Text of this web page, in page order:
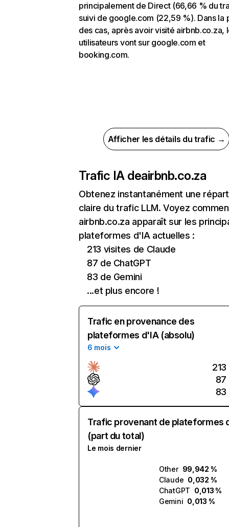
principalement de Direct (66,66 % du
suivi de google.com (22,59 %). Dans la
des cas, après avoir visité airbnb.co.za,
utilisateurs vont sur google.com et
booking.com.
Afficher les détails du trafic →
Trafic IA deairbnb.co.za
Obtenez instantanément une
claire du trafic LLM. Voyez
airbnb.co.za apparaît sur les
plateformes d'IA actuelles :
213 visites de Claude
87 de ChatGPT
83 de Gemini
...et plus encore !
Trafic en provenance des
plateformes d'IA (absolu)
6 mois
213
87
83
Trafic provenant de plateformes
(part du total)
Le mois dernier
Other 99,942 %
Claude 0,032 %
ChatGPT 0,013 %
Gemini 0,013 %